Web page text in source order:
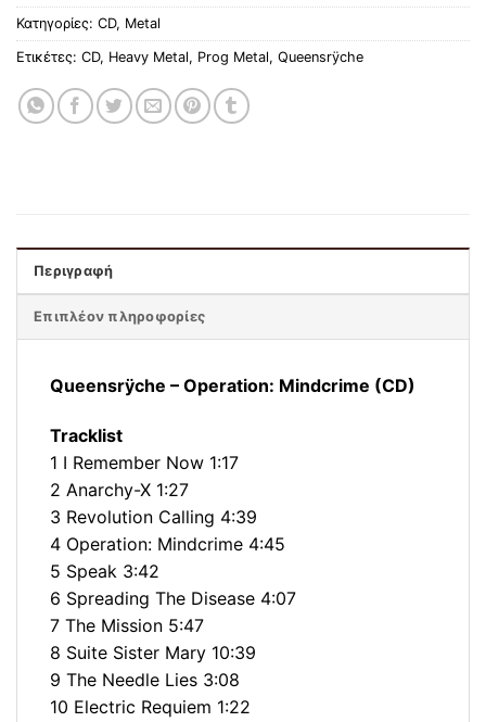
Κατηγορίες: CD, Metal
Ετικέτες: CD, Heavy Metal, Prog Metal, Queensrÿche
Περιγραφή
Επιπλέον πληροφορίες
Queensrÿche ‎– Operation: Mindcrime (CD)
Tracklist
1 I Remember Now 1:17
2 Anarchy-X 1:27
3 Revolution Calling 4:39
4 Operation: Mindcrime 4:45
5 Speak 3:42
6 Spreading The Disease 4:07
7 The Mission 5:47
8 Suite Sister Mary 10:39
9 The Needle Lies 3:08
10 Electric Requiem 1:22